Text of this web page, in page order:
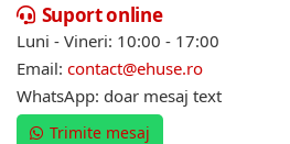
Suport online
Luni - Vineri: 10:00 - 17:00
Email: contact@ehuse.ro
WhatsApp: doar mesaj text
Trimite mesaj